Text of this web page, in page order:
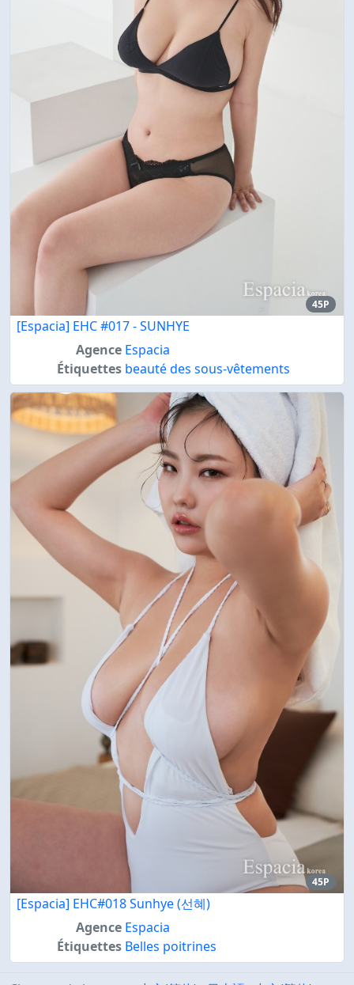
45P
[Espacia] EHC #017 - SUNHYE
Agence Espacia
Étiquettes beauté des sous-vêtements
45P
[Espacia] EHC#018 Sunhye (선혜)
Agence Espacia
Étiquettes Belles poitrines